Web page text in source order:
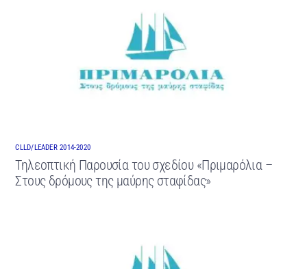
CLLD/LEADER 2014-2020
Τηλεοπτική Παρουσία του σχεδίου «Πριμαρόλια –
Στους δρόμους της μαύρης σταφίδας»